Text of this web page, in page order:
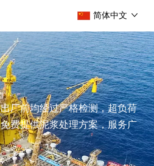
简体中文
厂前均经过严格检测，超负荷
费提供泥浆处理方案，服务广